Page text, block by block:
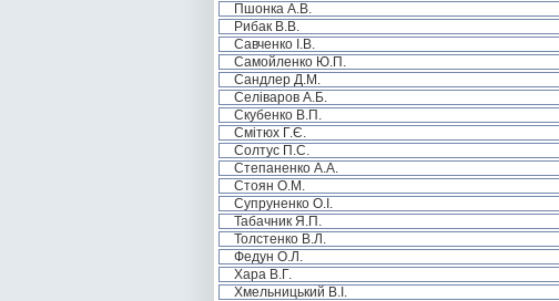
Пшонка А.В.
Рибак В.В.
Савченко І.В.
Самойленко Ю.П.
Сандлер Д.М.
Селіваров А.Б.
Скубенко В.П.
Смітюх Г.Є.
Солтус П.С.
Степаненко А.А.
Стоян О.М.
Супруненко О.І.
Табачник Я.П.
Толстенко В.Л.
Федун О.Л.
Хара В.Г.
Хмельницький В.І.